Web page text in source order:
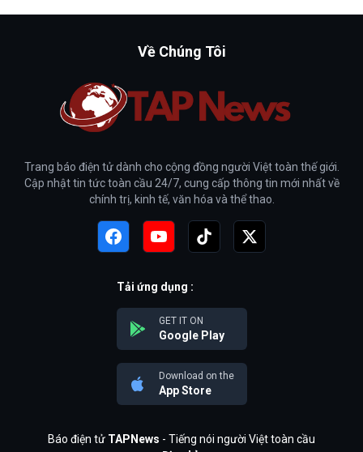
Về Chúng Tôi
Trang báo điện tử dành cho cộng đồng người Việt toàn thế giới.
Cập nhật tin tức toàn cầu 24/7, cung cấp thông tin mới nhất về
chính trị, kinh tế, văn hóa và thể thao.
Tải ứng dụng :
GET IT ON
Google Play
Download on the
App Store
Báo điện tử TAPNews - Tiếng nói người Việt toàn cầu